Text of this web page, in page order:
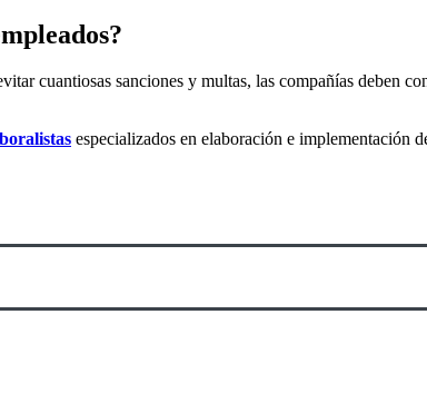
cuantiosas sanciones y multas, las compañías deben
especializados en elaboración e implementación